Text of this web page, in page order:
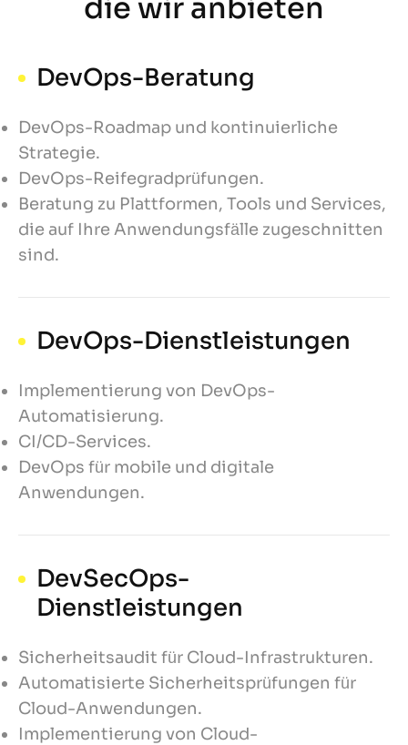
die wir anbieten
DevOps-Beratung
DevOps-Roadmap und kontinuierliche
Strategie.
DevOps-Reifegradprüfungen.
Beratung zu Plattformen, Tools und Services,
die auf Ihre Anwendungsfälle zugeschnitten
sind.
DevOps-Dienstleistungen
Implementierung von DevOps-
Automatisierung.
CI/CD-Services.
DevOps für mobile und digitale
Anwendungen.
DevSecOps-
Dienstleistungen
Sicherheitsaudit für Cloud-Infrastrukturen.
Automatisierte Sicherheitsprüfungen für
Cloud-Anwendungen.
Implementierung von Cloud-